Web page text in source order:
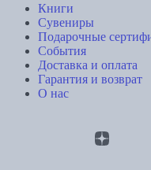
Книги
Сувениры
Подарочные
События
Доставка и оплата
Гарантия и возврат
О нас